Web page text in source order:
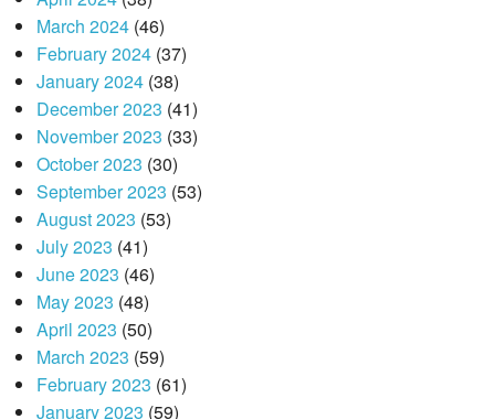
March 2024(46)
February 2024(37)
January 2024(38)
December 2023 (41)
November 2023 (33)
October 2023 (30)
September 2023 (53)
August 2023 (53)
July 2023 (41)
June 2023 (46)
May 2023 (48)
April 2023 (50)
March 2023 (59)
February 2023 (61)
January 2023 (59)